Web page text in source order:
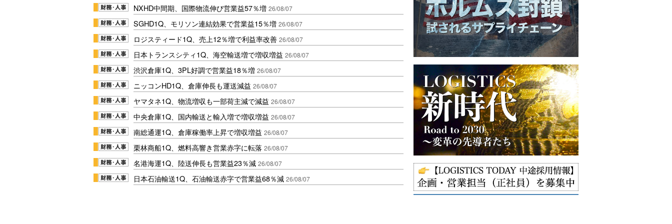
NXHD中間期、国際物流伸び営業益57％増 26/08/07
SGHD1Q、モリソン連結効果で営業益15％増 26/08/07
ロジスティード1Q、売上12％増で利益率改善 26/08/07
日本トランスシティ1Q、海空輸送増で増収増益 26/08/07
渋沢倉庫1Q、3PL好調で営業益18％増 26/08/07
ニッコンHD1Q、倉庫伸長も運送減益 26/08/07
ヤマタネ1Q、物流増収も一部荷主減で減益 26/08/07
中央倉庫1Q、国内輸送と輸入増で増収増益 26/08/07
南総通運1Q、倉庫稼働率上昇で増収増益 26/08/07
栗林商船1Q、燃料高響き営業赤字に転落 26/08/07
名港海運1Q、陸送伸長も営業益23％減 26/08/07
日本石油輸送1Q、石油輸送赤字で営業益68％減 26/08/07